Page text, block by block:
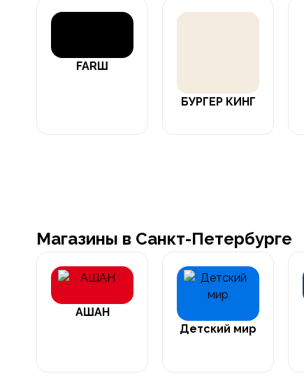
FARШ
БУРГЕР КИНГ
Магазины в Санкт-Петербурге
АШАН
Детский мир